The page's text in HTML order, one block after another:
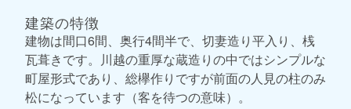
建築の特徴
建物は間口6間、奥行4間半で、切妻造り平入り、桟
瓦葺きです。川越の重厚な蔵造りの中ではシンプルな
町屋形式であり、総欅作りですが前面の人見の柱のみ
松になっています（客を待つの意味）。